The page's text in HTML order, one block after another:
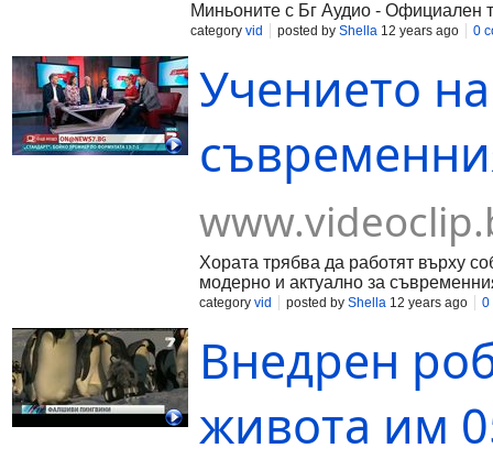
Миньоните с Бг Аудио - Официален
category vid posted by Shella 12 years ago 0
Учението
Хората трябва да работят върху
модерно и актуално за
category vid posted by Shella 12 years ago 0
Внедрен
живота им